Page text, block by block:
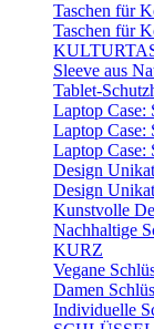
Taschen für
Taschen für
Sleeve aus
Tablet-
Laptop
Laptop
Laptop
Design
Design
Kunstvolle
Nachhaltige
KURZ
Vegane
Damen
Individuelle